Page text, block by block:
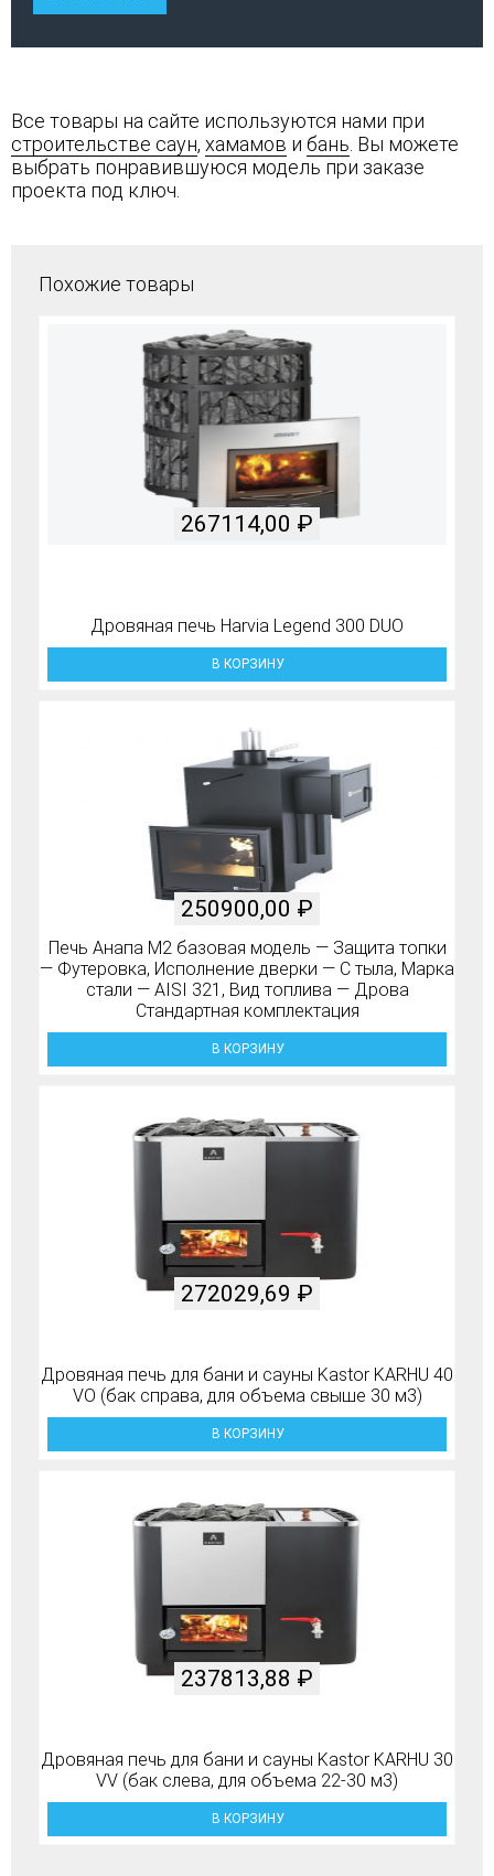
Все товары на сайте используются нами при
строительстве саун, хамамов и бань . Вы можете
выбрать понравившуюся модель при заказе
проекта под ключ.
Похожие товары
Дровяная печь Harvia Legend 300 DUO
267114,00 ₽
В КОРЗИНУ
Печь Анапа М2 базовая модель — Защита топки
— Футеровка, Исполнение дверки — С тыла, Марка
стали — AISI 321, Вид топлива — Дрова
Стандартная комплектация
250900,00 ₽
В КОРЗИНУ
Дровяная печь для бани и сауны Kastor KARHU 40
VO (бак справа, для объема свыше 30 м3)
272029,69 ₽
В КОРЗИНУ
Дровяная печь для бани и сауны Kastor KARHU 30
VV (бак слева, для объема 22-30 м3)
237813,88 ₽
В КОРЗИНУ